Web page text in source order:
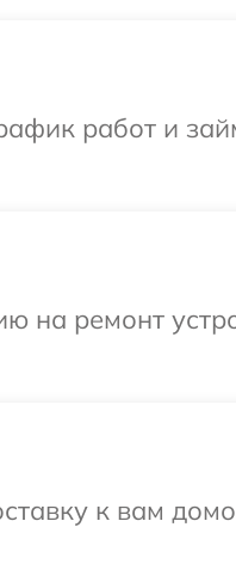
работ и
на ремонт
к вам